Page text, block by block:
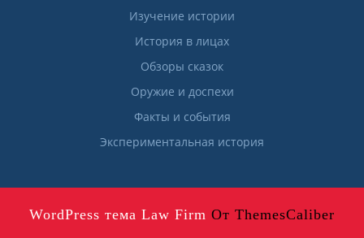
Изучение истории
История в лицах
Обзоры сказок
Оружие и доспехи
Факты и события
Экспериментальная история
WordPress тема Law Firm От ThemesCaliber